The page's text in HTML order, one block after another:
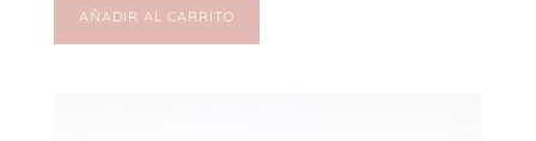
AÑADIR AL CARRITO